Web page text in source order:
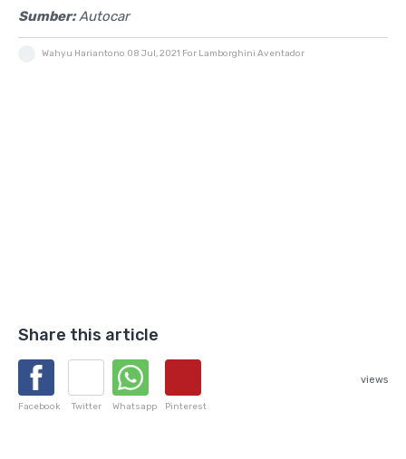
Sumber:Autocar
Wahyu Hariantono 08 Jul, 2021 For Lamborghini Aventador
Share this article
Facebook Twitter Whatsapp Pinterest
views